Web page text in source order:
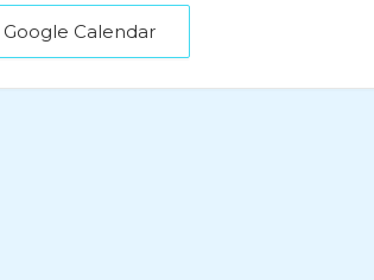
Google Calendar